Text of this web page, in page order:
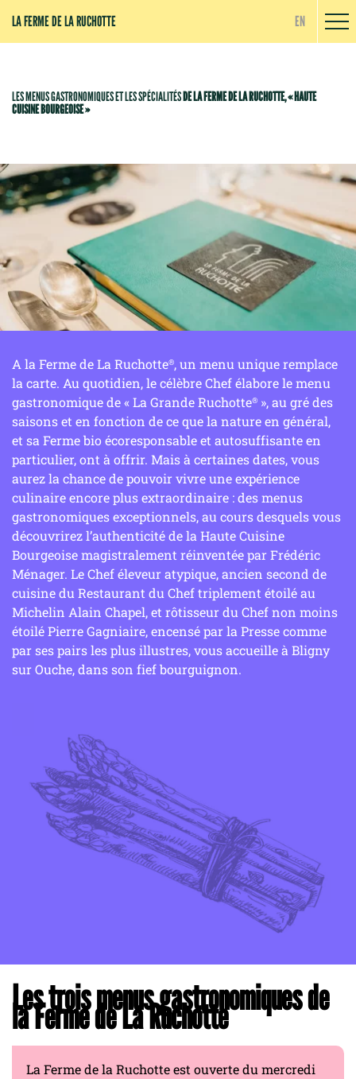
LA FERME DE LA RUCHOTTE EN
LES MENUS GASTRONOMIQUES ET LES SPÉCIALITÉSDE LA FERME DE LA RUCHOTTE, « HAUTE
CUISINE BOURGEOISE »
A la Ferme de La Ruchotte®, un menu unique remplace
la carte. Au quotidien, le célèbre Chef élabore le menu
gastronomique de « La Grande Ruchotte® », au gré des
saisons et en fonction de ce que la nature en général,
et sa Ferme bio écoresponsable et autosuffisante en
particulier, ont à offrir. Mais à certaines dates, vous
aurez la chance de pouvoir vivre une expérience
culinaire encore plus extraordinaire : des menus
gastronomiques exceptionnels, au cours desquels vous
découvrirez l’authenticité de la Haute Cuisine
Bourgeoise magistralement réinventée par Frédéric
Ménager. Le Chef éleveur atypique, ancien second de
cuisine du Restaurant du Chef triplement étoilé au
Michelin Alain Chapel, et rôtisseur du Chef non moins
étoilé Pierre Gagniaire, encensé par la Presse comme
par ses pairs les plus illustres, vous accueille à Bligny
sur Ouche, dans son fief bourguignon.
Les trois menus gastronomiques de
la Ferme de La Ruchotte
La Ferme de la Ruchotte est ouverte du mercredi